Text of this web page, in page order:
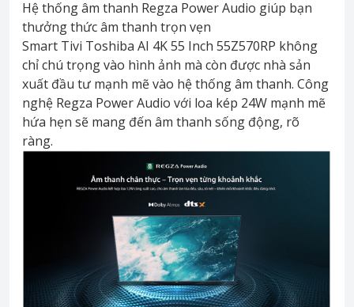
Hệ thống âm thanh Regza Power Audio giúp bạn
thưởng thức âm thanh trọn vẹn
Smart Tivi Toshiba AI 4K 55 Inch 55Z570RP không
chỉ chú trọng vào hình ảnh mà còn được nhà sản
xuất đầu tư mạnh mẽ vào hệ thống âm thanh. Công
nghệ Regza Power Audio với loa kép 24W mạnh mẽ
hứa hẹn sẽ mang đến âm thanh sống động, rõ
ràng.